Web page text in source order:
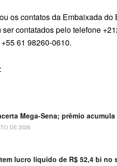
os contatos da Embaixada
contatados pelo telefone
61 98260-0610.
Mega-Sena; prêmio
DE 2026
lucro líquido de R$ 52,4 bi no